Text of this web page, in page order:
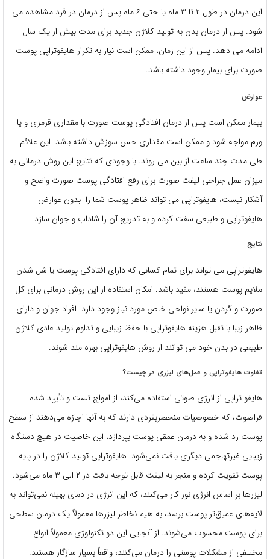
این درمان در طول ۲ تا ۳ ماه یا حتی ۶ ماه پس از درمان در فرد مشاهده می
شود. پس از درمان بدن به تولید کلاژن جدید برای مدت بیش از یک سال
ادامه می دهد. پس از این زمان، ممکن است نیاز به تکرار هایفوتراپی پوست
صورت برای بیمار وجود داشته باشد.
عوارض
بیمار ممکن است پس از درمان افتادگی پوست صورت با مقداری قرمزی و یا
ورم مواجه شود و ممکن است مقداری حس سوزش داشته باشد. این علائم
طی مدت چند ساعت از بین می روند. با وجودی که نتایج این روش درمانی به
میزان عمل جراحی لیفت صورت برای رفع افتادگی پوست صورت واضح و
آشکار نیست، هایفوتراپی می تواند ظاهر پوست شما را بدون عوارض
هایفوتراپی و طبیعی سفت کرده و به تدریج آن را شاداب و جوان سازد.
نتایج
هایفوتراپی می تواند برای تمام کسانی که دارای افتادگی پوست یا شل شدن
ملایم پوست هستند، مفید باشد. امکان استفاده از این روش درمانی برای کل
صورت و گردن یا سایر نواحی خاص مورد نیاز وجود دارد. افراد جوان و دارای
ظاهر زیبا با تقبل هزینه هایفوتراپی با حفظ زیبایی و تداوم تولید عادی کلاژن
طبیعی در بدن خود می توانند از روش هایفوتراپی بهره مند شوند.
تفاوت هایفوتراپی و عمل‌های لیزری در چیست؟
هایفو تراپی از انرژی صوتی استفاده می‌کند، از امواج تست و تأیید شده
فراصوت، که خصوصیات منحصربفردی دارند که به آنها اجازه می‌دهند از سطح
پوست رد شده و به درمان عمقی پوست بپردازد، این خاصیت در هیچ دستگاه
زیبایی غیرتهاجمی دیگری یافت نمی‌شود. هایفوتراپی تولید کلاژن را در پایه
پوست تقویت کرده و منجر به لیفت قابل توجه بافت در ۲ الی ۳ ماه می‌شود.
لیزرها بر اساس انرژی نور کار می‌کنند، که این انرژی در دمای بهینه نمی‌تواند به
لایه‌های عمیق‌تر پوست برسد، به هیم نخاطر لیزرها معمولاً یک درمان سطحی
برای پوست محسوب می‌شوند. از آنجایی این دو تکنولوژی معمولاً انواع
مختلفی از مشکلات پوستی را درمان می‌کنند، واقعاً بسیار سازگار هستند.